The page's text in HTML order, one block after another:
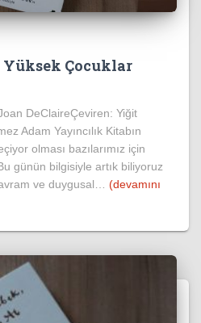
Yüksek Çocuklar
DeClaireÇeviren: Yiğit
Adam Yayıncılık Kitabın
olması bazılarımız için
günün bilgisiyle artık biliyoruz
ve duygusal… (devamını